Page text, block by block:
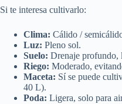
Si te interesa cultivarlo:
Clima: Cálido /
Luz: Pleno sol.
Suelo: Drenaje profundo,
Riego: Moderado,
Maceta: Sí se puede
40 L).
Poda: Ligera, solo para